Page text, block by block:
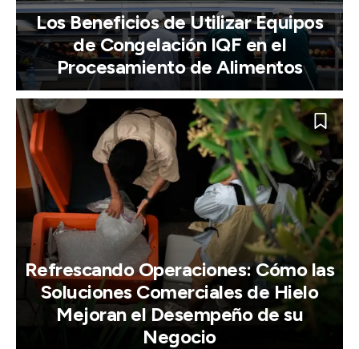
Los Beneficios de Utilizar Equipos
de Congelación IQF en el
Procesamiento de Alimentos
Refrescando Operaciones: Cómo las
Soluciones Comerciales de Hielo
Mejoran el Desempeño de su
Negocio